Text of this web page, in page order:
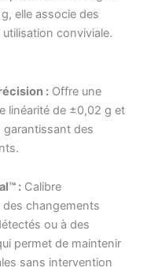
elle associe des
conviviale.
: Offre une
linéarité de ±0,02 g et
garantissant des
: Calibre
changements
ou à des
permet de maintenir
sans intervention